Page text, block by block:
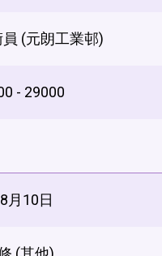
(元朗工業邨)
- 29000
月10日